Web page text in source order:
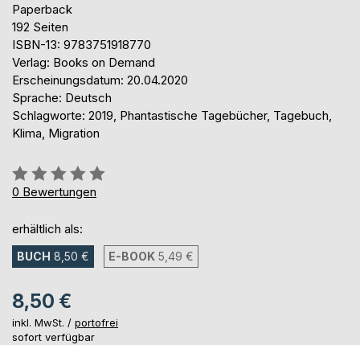
Paperback
192 Seiten
ISBN-13: 9783751918770
Verlag: Books on Demand
Erscheinungsdatum: 20.04.2020
Sprache: Deutsch
Schlagworte: 2019, Phantastische Tagebücher, Tagebuch,
Klima, Migration
Bewertung::
0%
0 Bewertungen
erhältlich als:
BUCH 8,50 € E-BOOK 5,49 €
8,50 €
inkl. MwSt. / portofrei
sofort verfügbar